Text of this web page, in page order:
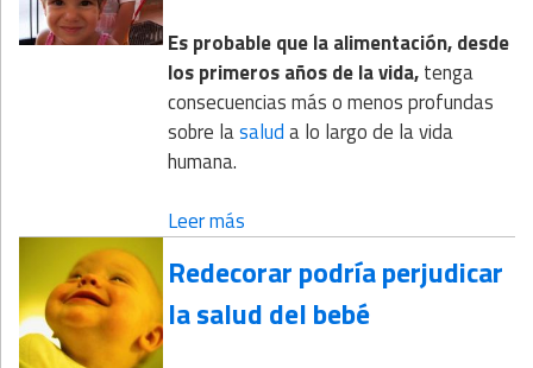
Es probable que la alimentación, desde
los primeros años de la vida,tenga
consecuencias más o menos profundas
sobre lasaluda lo largo de la vida
humana.
Leer más
Redecorar podría perjudicar
la salud del bebé